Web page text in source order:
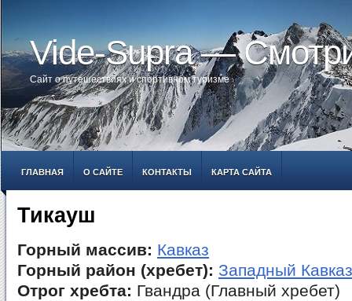
Vide-Supra —
Сайт о путешествиях и спортивном туризме
ГЛАВНАЯ О САЙТЕ КОНТАКТЫ КАРТА САЙТА
Тикауш
Горный массив: Кавказ
Горный район (хребет): Западный Кавказ
Отрог хребта: Гвандра (Главный хребет)